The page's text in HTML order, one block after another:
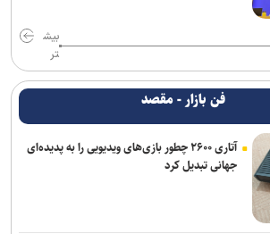
بیش
تر
فن بازار - مقصد
آتاری ۲۶۰۰ چطور بازی‌های ویدیویی را به پدیده‌ای
جهانی تبدیل کرد